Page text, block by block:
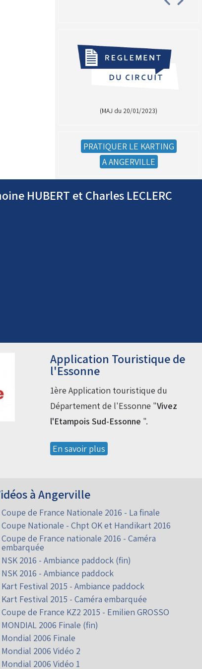
(MAJ du 20/01/2023)
PRATIQUER LE KARTING
A ANGERVILLE
HUBERT et Charles LECLERC
Application Touristique de
l'Essonne
1ère Application touristique du
Département de l'Essonne "Vivez
l'Etampois Sud-Essonne ".
En savoir plus
à Angerville
Coupe de France Nationale 2016 - La finale
Coupe Nationale - Chpt OK et Handikart 2016
Coupe de France nationale 2016 - Caméra
embarquée
NSK 2016 - Ambiance paddock (fin)
NSK 2016 - Ambiance paddock
Kart Festival 2015 - Ambiance paddock
Kart Festival 2015 - Caméra embarquée
Coupe de France KZ2 2015 - Emilien GROSSO
MONDIAL 2006 Finale (fin)
Mondial 2006 Finale
Mondial 2006 Vidéo 2
Mondial 2006 Vidéo 1